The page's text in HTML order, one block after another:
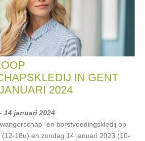
IN GENT
2024
14 januari 2024
en borstvoedingskledij op
18u) en zondag 14 januari 2023 (10-